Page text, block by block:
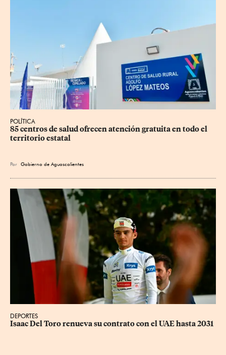
POLÍTICA
85 centros de salud ofrecen atención gratuita en todo el
territorio estatal
Por Gobierno de Aguascalientes
DEPORTES
Isaac Del Toro renueva su contrato con el UAE hasta 2031